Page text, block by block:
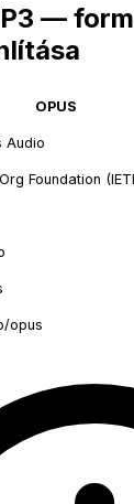
—
OPUS
Audio
Foundation
opus